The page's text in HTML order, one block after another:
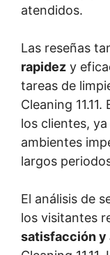
atendidos.
Las reseñas
rapidez y
tareas de
Cleaning
los clientes,
ambientes
largos
El análisis de
los visitantes
satisfacción y